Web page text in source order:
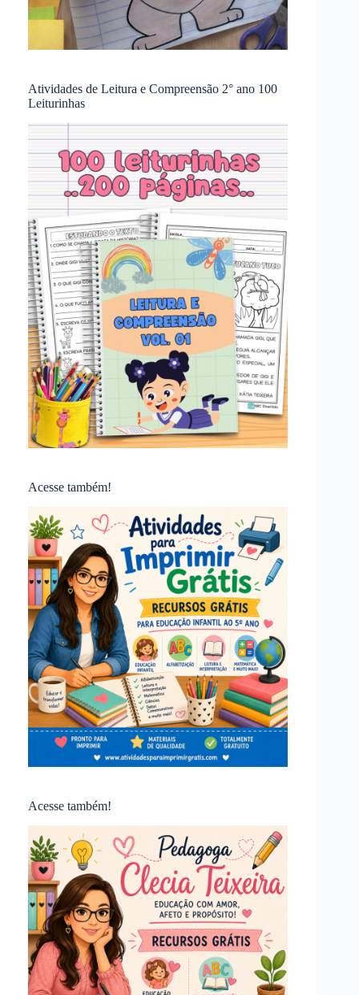
Atividades de Leitura e Compreensão 2° ano 100
Leiturinhas
Acesse também!
Acesse também!